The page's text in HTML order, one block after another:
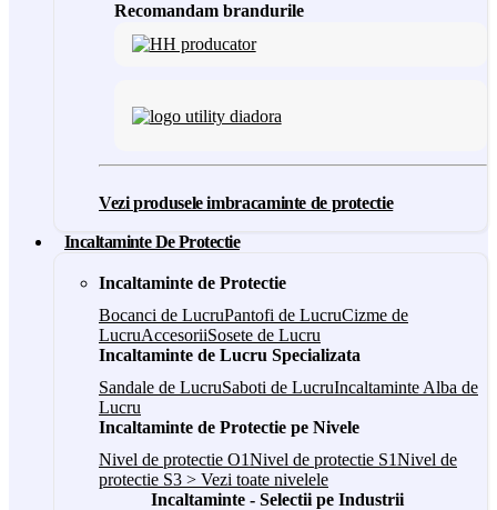
Recomandam brandurile
Vezi produsele imbracaminte de protectie
Incaltaminte De Protectie
Incaltaminte de Protectie
Bocanci de LucruPantofi de LucruCizme de
LucruAccesoriiSosete de Lucru
Incaltaminte de Lucru Specializata
Sandale de LucruSaboti de LucruIncaltaminte Alba de
Lucru
Incaltaminte de Protectie pe Nivele
Nivel de protectie O1Nivel de protectie S1Nivel de
protectie S3 > Vezi toate nivelele
Incaltaminte - Selectii pe Industrii